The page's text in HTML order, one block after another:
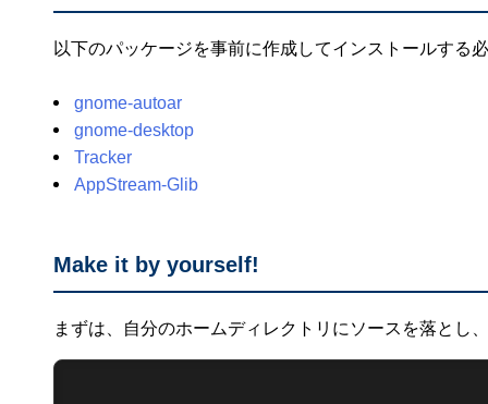
以下のパッケージを事前に作成してインストールする
gnome-autoar
gnome-desktop
Tracker
AppStream-Glib
Make it by yourself!
まずは、自分のホームディレクトリにソースを落とし